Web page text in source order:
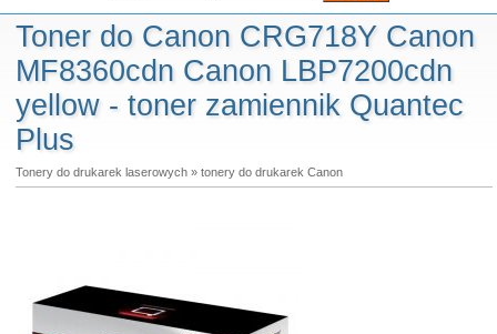
Toner do Canon CRG718Y Canon
MF8360cdn Canon LBP7200cdn
yellow - toner zamiennik Quantec
Plus
Tonery do drukarek laserowych» tonery do drukarek Canon